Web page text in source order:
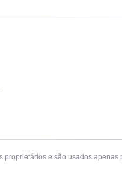
e são usados